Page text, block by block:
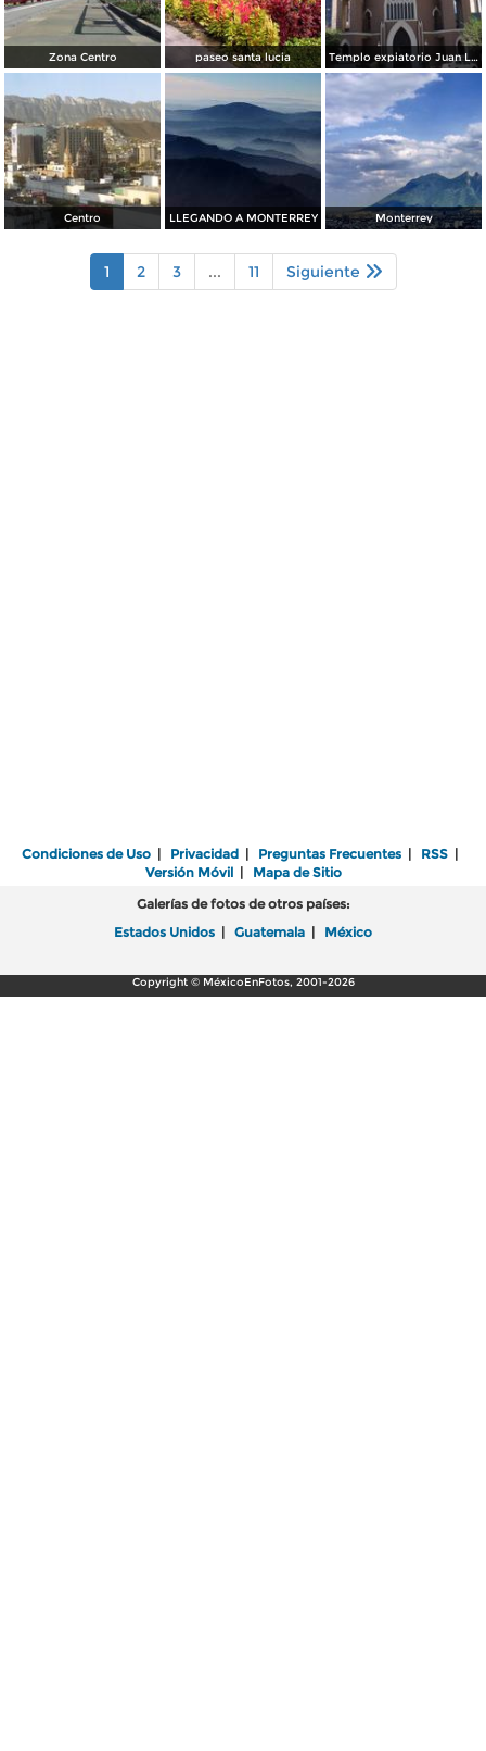
Zona Centro paseo santa lucia Templo expiatorio Juan Luis Gonzaga
Centro LLEGANDO A MONTERREY Monterrey
1 2 3 ... 11 Siguiente
Condiciones de Uso | Privacidad | Preguntas Frecuentes | RSS |
Versión Móvil| Mapa de Sitio
Galerías de fotos de otros países:
Estados Unidos | Guatemala | México
Copyright © MéxicoEnFotos, 2001-2026